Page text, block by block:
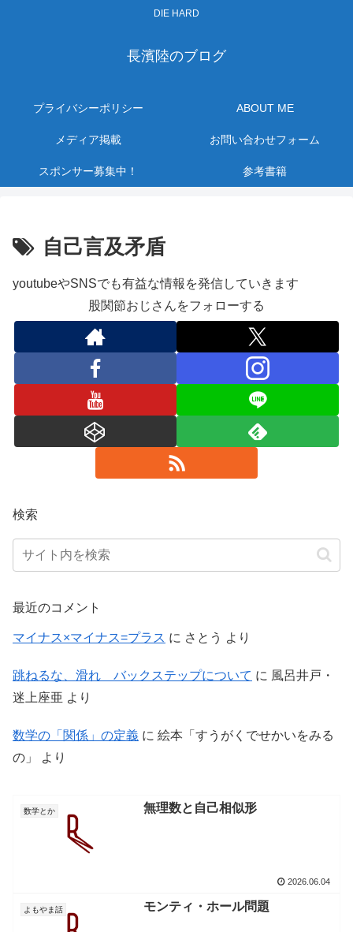
DIE HARD
長濱陸のブログ
プライバシーポリシー ABOUT ME
メディア掲載 お問い合わせフォーム
スポンサー募集中！ 参考書籍
自己言及矛盾
youtubeやSNSでも有益な情報を発信していきます
股関節おじさんをフォローする
検索
最近のコメント
マイナス×マイナス=プラス に さとう より
跳ねるな、滑れ バックステップについて に 風呂井戸・
迷上座亜 より
数学の「関係」の定義 に 絵本「すうがくでせかいをみる
の」
より
数学とか 無理数と自己相似形
2026.06.04
よもやま話 モンティ・ホール問題